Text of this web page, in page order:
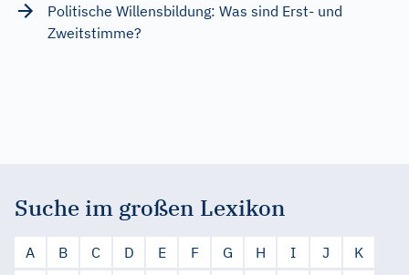
Politische Willensbildung: Was sind Erst- und
Zweitstimme?
Suche im großen Lexikon
A B C D E F G H I J
K